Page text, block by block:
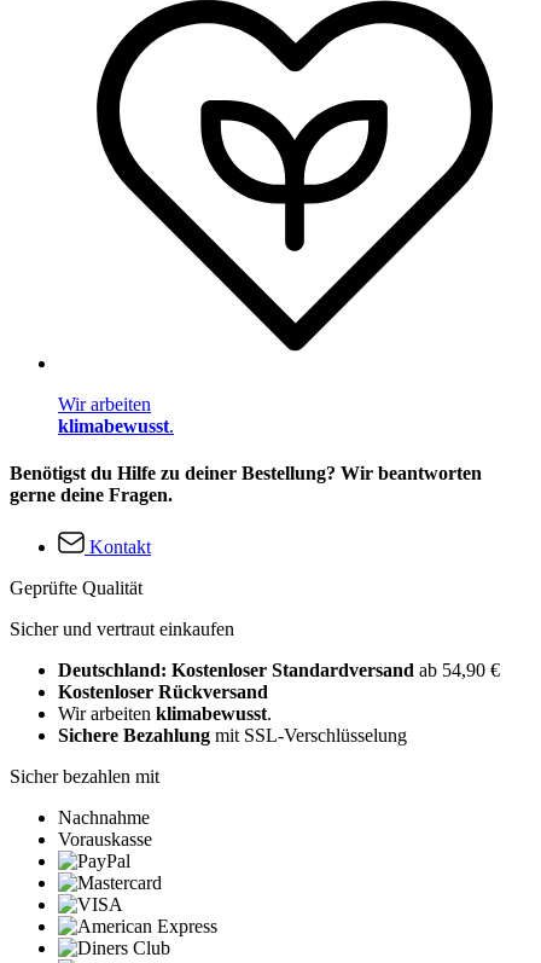
Wir arbeiten
klimabewusst.
Benötigst du Hilfe zu deiner Bestellung? Wir beantworten
gerne deine Fragen.
Kontakt
Geprüfte Qualität
Sicher und vertraut einkaufen
Deutschland: Kostenloser Standardversand ab 54,90 €
Kostenloser Rückversand
Wir arbeiten klimabewusst.
Sichere Bezahlung mit SSL-Verschlüsselung
Sicher bezahlen mit
Nachnahme
Vorauskasse